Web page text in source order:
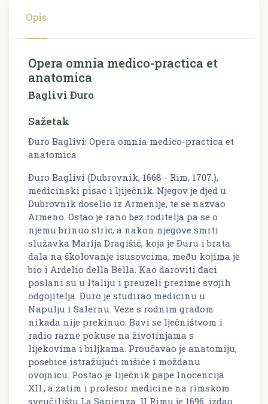
Opis
Opera omnia medico-practica et
anatomica
Baglivi Ðuro
Sažetak
Ðuro Baglivi: Opera omnia medico-practica et
anatomica
Ðuro Baglivi (Dubrovnik, 1668 - Rim, 1707.),
medicinski pisac i ljiječnik. Njegov je djed u
Dubrovnik doselio iz Armenije, te se nazvao
Armeno. Ostao je rano bez roditelja pa se o
njemu brinuo stric, a nakon njegove smrti
služavka Marija Dragišić, koja je Ðuru i brata
dala na školovanje isusovcima, meðu kojima je
bio i Ardelio della Bella. Kao daroviti đaci
poslani su u Italiju i preuzeli prezime svojih
odgojitelja. Ðuro je studirao medicinu u
Napulju i Salernu. Veze s rodnim gradom
nikada nije prekinuo. Bavi se lječništvom i
radio razne pokuse na životinjama s
lijekovima i biljkama. Proučavao je anatomiju,
posebice istražujući mišiće i moždanu
ovojnicu. Postao je liječnik pape Inocencija
XII., a zatim i profesor medicine na rimskom
sveučilištu La Sapienza. U Rimu je 1696. izdao